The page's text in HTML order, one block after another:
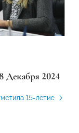
Декабря 2024
15-летие